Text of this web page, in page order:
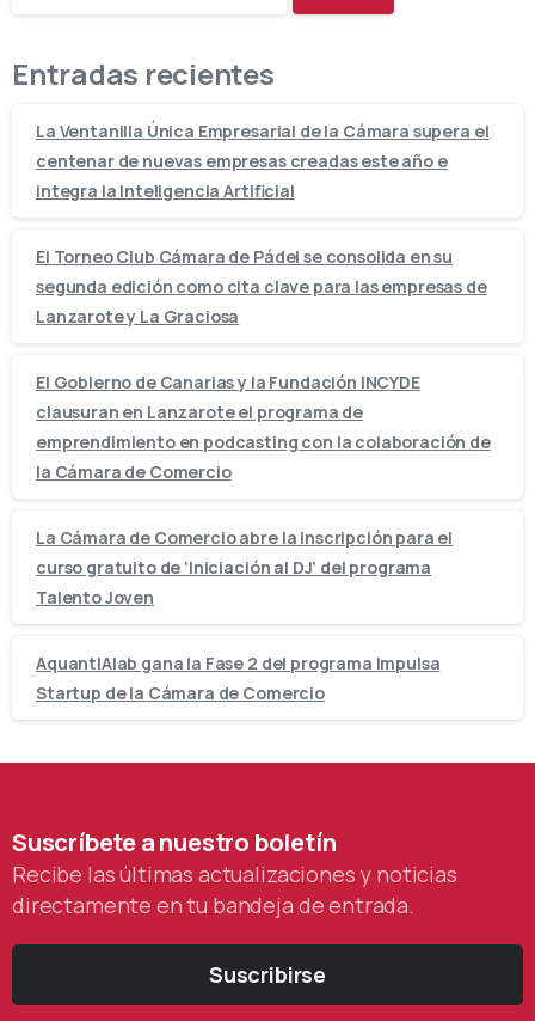
Entradas recientes
La Ventanilla Única Empresarial de la Cámara supera el
centenar de nuevas empresas creadas este año e
integra la Inteligencia Artificial
El Torneo Club Cámara de Pádel se consolida en su
segunda edición como cita clave para las empresas de
Lanzarote y La Graciosa
El Gobierno de Canarias y la Fundación INCYDE
clausuran en Lanzarote el programa de
emprendimiento en podcasting con la colaboración de
la Cámara de Comercio
La Cámara de Comercio abre la inscripción para el
curso gratuito de ‘Iniciación al DJ’ del programa
Talento Joven
AquantIAlab gana la Fase 2 del programa Impulsa
Startup de la Cámara de Comercio
Suscríbeteanuestro boletín
Recibe las últimas actualizaciones y noticias
directamente en tu bandeja de entrada.
Suscribirse